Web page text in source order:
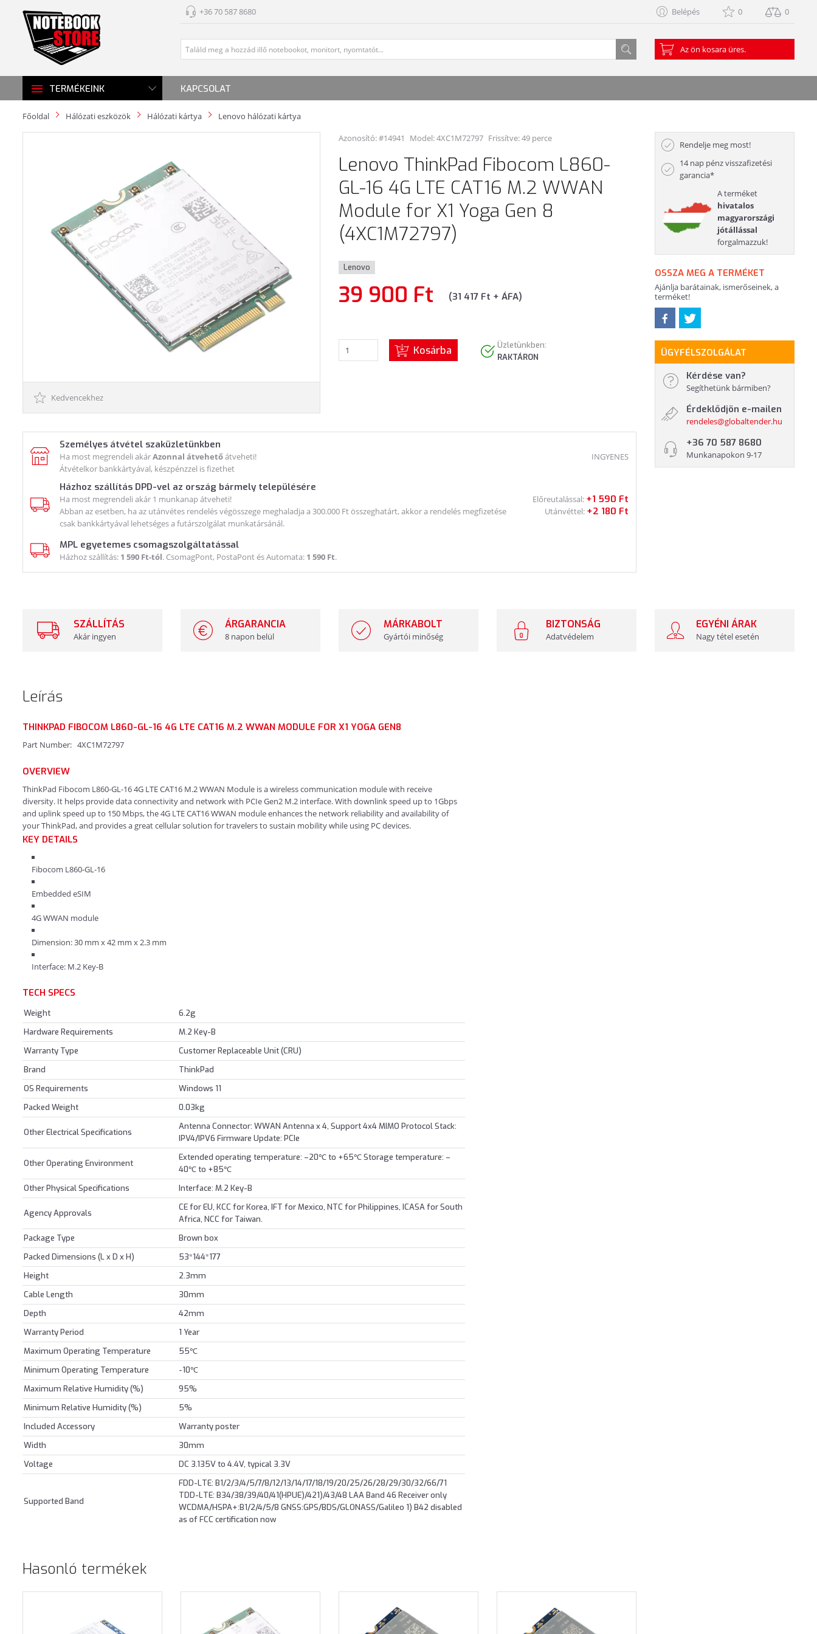
+36 70 587 8680 Belépés 0 0
Az ön kosara üres.
TERMÉKEINK KAPCSOLAT
Főoldal Hálózati eszközök Hálózati kártya Lenovo hálózati kártya
Kedvencekhez
Azonosító: #14941 Model:4XC1M72797 Frissítve: 49 perce
Lenovo ThinkPad Fibocom L860-
GL-16 4G LTE CAT16 M.2 WWAN
Module for X1 Yoga Gen 8
(4XC1M72797)
Lenovo
39 900 Ft (31 417 Ft + ÁFA)
Kosárba
Üzletünkben:
RAKTÁRON
Személyes átvétel szaküzletünkben
Ha most megrendeli akárAzonnal átvehetőátveheti!
Átvételkor bankkártyával, készpénzzel is fizethet
INGYENES
Házhoz szállítás DPD-vel az ország bármely településére
Ha most megrendeli akár 1 munkanap átveheti!
Abban az esetben, ha az utánvétes rendelés végösszege meghaladja a 300.000 Ft összeghatárt, akkor a rendelés megfizetése
csak bankkártyával lehetséges a futárszolgálat munkatársánál.
Előreutalással: +1 590 Ft
Utánvéttel: +2 180 Ft
MPL egyetemes csomagszolgáltatással
Házhoz szállítás: 1 590 Ft-tól. CsomagPont, PostaPont és Automata: 1 590 Ft.
Rendelje meg most!
14 nap pénz visszafizetési
garancia*
A terméket
hivatalos
magyarországi
jótállással
forgalmazzuk!
OSSZA MEG A TERMÉKET
Ajánlja barátainak, ismerőseinek, a
terméket!
ÜGYFÉLSZOLGÁLAT
Kérdése van?
Segíthetünk bármiben?
Érdeklődjön e-mailen
rendeles@globaltender.hu
+36 70 587 8680
Munkanapokon 9-17
SZÁLLÍTÁS
Akár ingyen
ÁRGARANCIA
8 napon belül
MÁRKABOLT
Gyártói minőség
BIZTONSÁG
Adatvédelem
EGYÉNI ÁRAK
Nagy tétel esetén
Leírás
THINKPAD FIBOCOM L860-GL-16 4G LTE CAT16 M.2 WWAN MODULE FOR X1 YOGA GEN8
Part Number: 4XC1M72797
OVERVIEW
ThinkPad Fibocom L860-GL-16 4G LTE CAT16 M.2 WWAN Module is a wireless communication module with receive
diversity. It helps provide data connectivity and network with PCIe Gen2 M.2 interface. With downlink speed up to 1Gbps
and uplink speed up to 150 Mbps, the 4G LTE CAT16 WWAN module enhances the network reliability and availability of
your ThinkPad, and provides a great cellular solution for travelers to sustain mobility while using PC devices.
KEY DETAILS
Fibocom L860-GL-16
Embedded eSIM
4G WWAN module
Dimension: 30 mm x 42 mm x 2.3 mm
Interface: M.2 Key-B
TECH SPECS
Weight
6.2g
Hardware Requirements
M.2 Key-B
Warranty Type
Customer Replaceable Unit (CRU)
Brand
ThinkPad
OS Requirements
Windows 11
Packed Weight
0.03kg
Other Electrical Specifications
Antenna Connector: WWAN Antenna x 4, Support 4x4 MIMO Protocol Stack:
IPV4/IPV6 Firmware Update: PCIe
Other Operating Environment
Extended operating temperature: –20℃ to +65℃ Storage temperature: –
40℃ to +85℃
Other Physical Specifications
Interface: M.2 Key-B
Agency Approvals
CE for EU, KCC for Korea, IFT for Mexico, NTC for Philippines, ICASA for South
Africa, NCC for Taiwan.
Package Type
Brown box
Packed Dimensions (L x D x H)
53*144*177
Height
2.3mm
Cable Length
30mm
Depth
42mm
Warranty Period
1 Year
Maximum Operating Temperature
55℃
Minimum Operating Temperature
-10℃
Maximum Relative Humidity (%)
95%
Minimum Relative Humidity (%)
5%
Included Accessory
Warranty poster
Width
30mm
Voltage
DC 3.135V to 4.4V, typical 3.3V
Supported Band
FDD-LTE: B1/2/3/4/5/7/8/12/13/14/17/18/19/20/25/26/28/29/30/32/66/71
TDD-LTE: B34/38/39/40/41(HPUE)/421)/43/48 LAA Band 46 Receiver only
WCDMA/HSPA+:B1/2/4/5/8 GNSS:GPS/BDS/GLONASS/Galileo 1) B42 disabled
as of FCC certification now
Hasonló termékek